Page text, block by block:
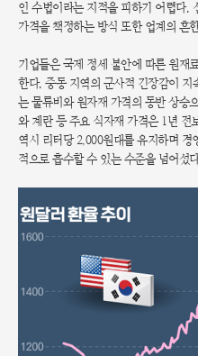
인 수법이라는 지적을 피하기 어렵다.
가격을 책정하는 방식 또한 업계의 흔
기업들은 국제 정세 불안에 따른 원재
한다. 중동 지역의 군사적 긴장감이 지
는 물류비와 원자재 가격의 동반 상승
와 계란 등 주요 식자재 가격은 1년 전
역시 리터당 2,000원대를 유지하며
적으로 흡수할 수 있는 수준을 넘어섰